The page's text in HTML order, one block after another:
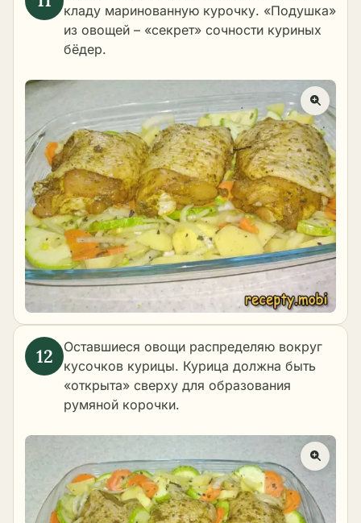
кладу маринованную курочку. «Подушка»
из овощей – «секрет» сочности куриных
бёдер.
Оставшиеся овощи распределяю вокруг
кусочков курицы. Курица должна быть
«открыта» сверху для образования
румяной корочки.